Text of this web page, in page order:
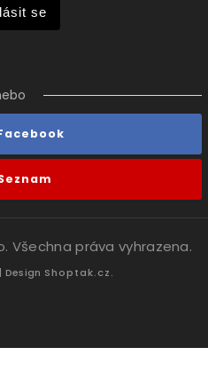
se
. Všechna práva vyhrazena.
| Design Shoptak.cz.